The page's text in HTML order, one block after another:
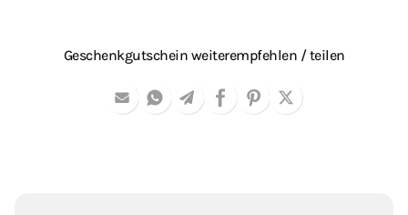
Geschenkgutschein weiterempfehlen / teilen